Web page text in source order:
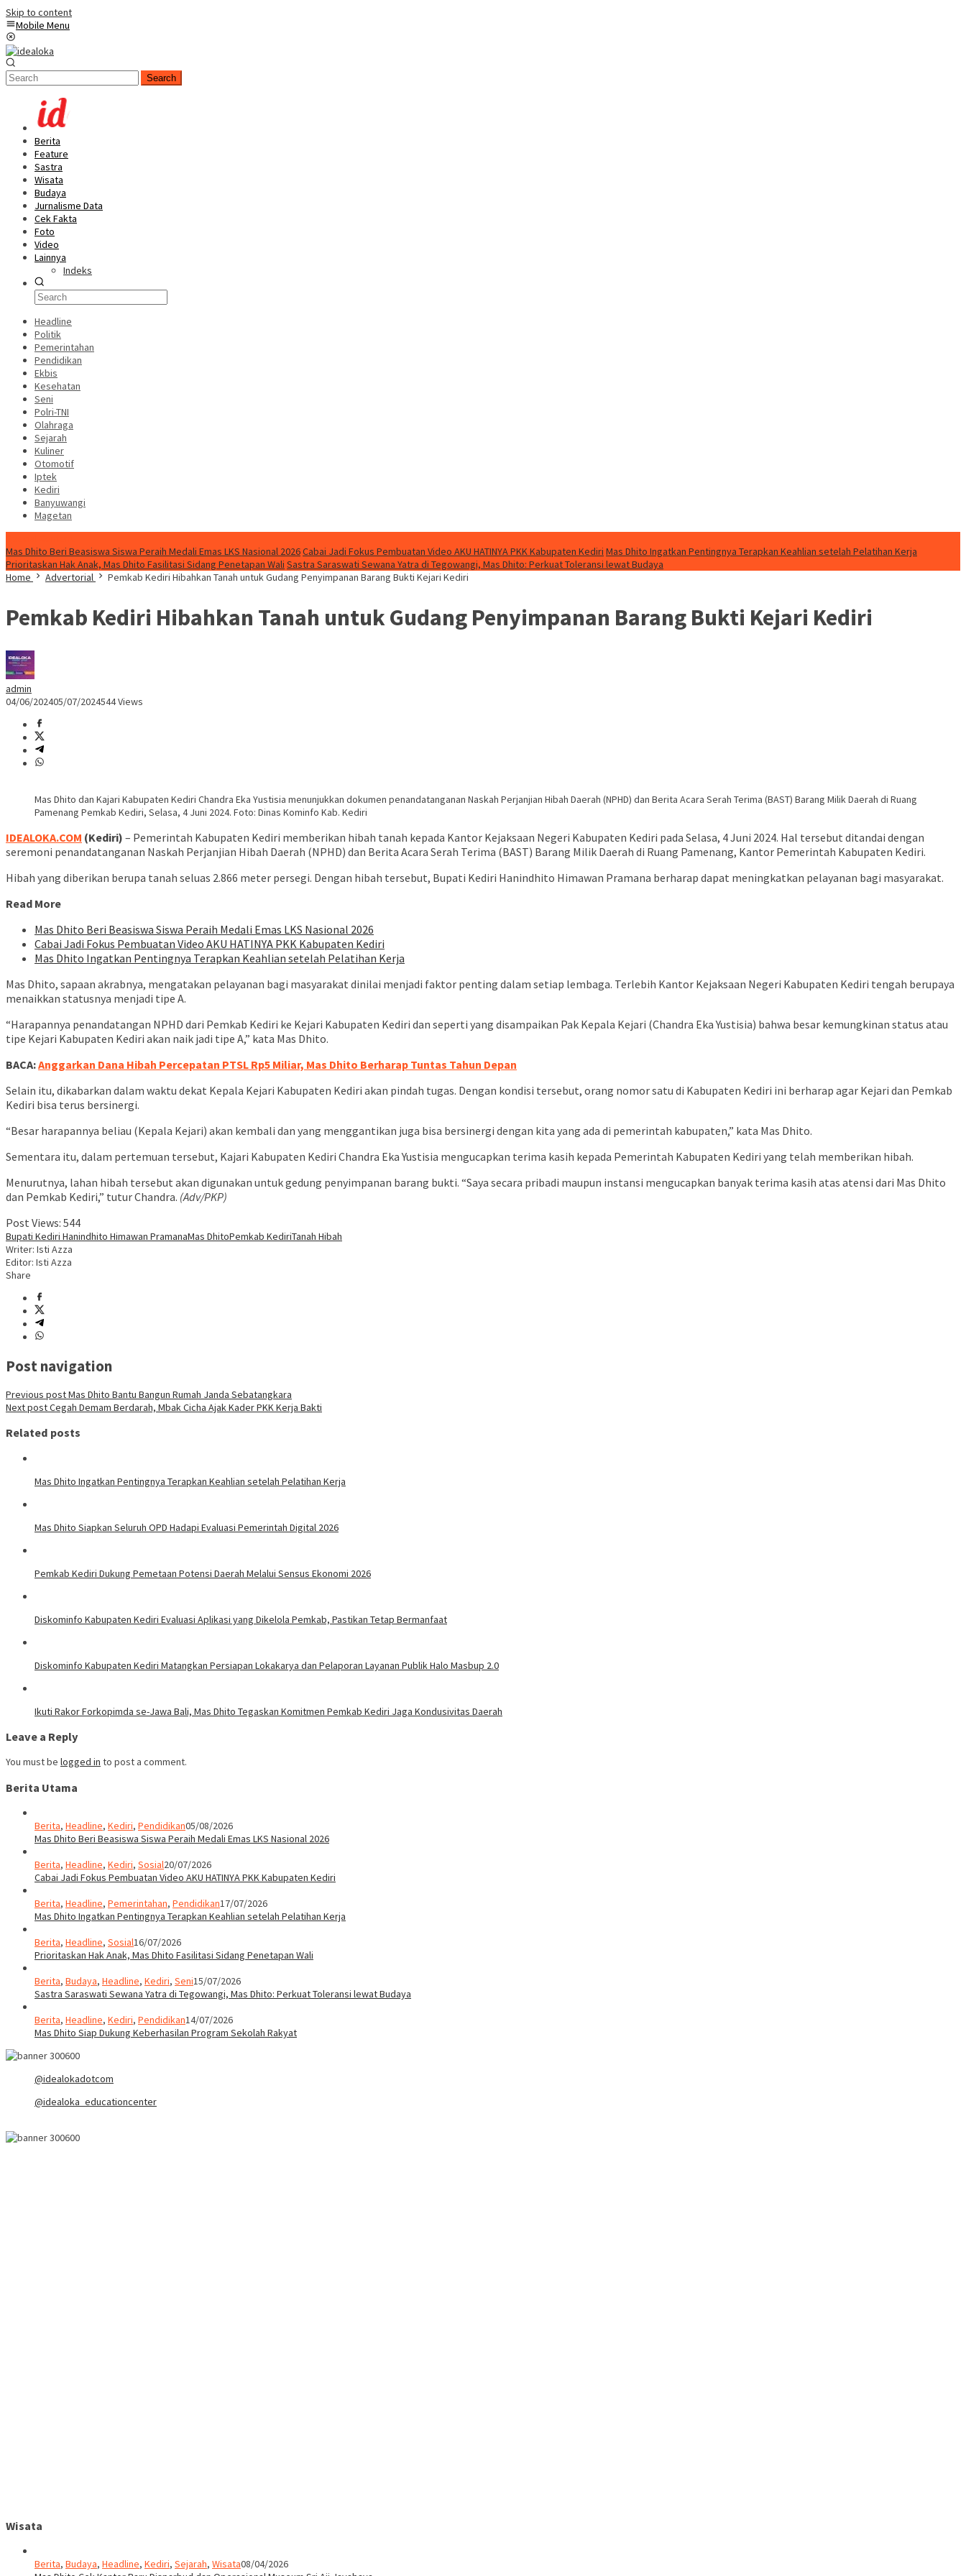
Skip to content
Mobile Menu
Search
Berita
Feature
Sastra
Wisata
Budaya
Jurnalisme Data
Cek Fakta
Foto
Video
Lainnya
Indeks
Headline
Politik
Pemerintahan
Pendidikan
Ekbis
Kesehatan
Seni
Polri-TNI
Olahraga
Sejarah
Kuliner
Otomotif
Iptek
Kediri
Banyuwangi
Magetan
Mas Dhito Beri Beasiswa Siswa Peraih Medali Emas LKS Nasional 2026Cabai Jadi Fokus Pembuatan Video AKU HATINYA PKK Kabupaten Kediri Mas Dhito Ingatkan Pentingnya Terapkan Keahlian setelah Pelatihan Kerja
Prioritaskan Hak Anak, Mas Dhito Fasilitasi Sidang Penetapan Wali Sastra Saraswati Sewana Yatra di Tegowangi, Mas Dhito: Perkuat Toleransi lewat Budaya
Home
Advertorial Pemkab Kediri Hibahkan Tanah untuk Gudang Penyimpanan Barang Bukti Kejari Kediri
Pemkab Kediri Hibahkan Tanah untuk Gudang Penyimpanan Barang Bukti Kejari Kediri
admin
04/06/202405/07/2024544 Views
Mas Dhito dan Kajari Kabupaten Kediri Chandra Eka Yustisia menunjukkan dokumen penandatanganan Naskah Perjanjian Hibah Daerah (NPHD) dan Berita Acara Serah Terima (BAST) Barang Milik Daerah di Ruang
Pamenang Pemkab Kediri, Selasa, 4 Juni 2024. Foto: Dinas Kominfo Kab. Kediri
IDEALOKA.COM (Kediri) – Pemerintah Kabupaten Kediri memberikan hibah tanah kepada Kantor Kejaksaan Negeri Kabupaten Kediri pada Selasa, 4 Juni 2024. Hal tersebut ditandai dengan
seremoni penandatanganan Naskah Perjanjian Hibah Daerah (NPHD) dan Berita Acara Serah Terima (BAST) Barang Milik Daerah di Ruang Pamenang, Kantor Pemerintah Kabupaten Kediri.
Hibah yang diberikan berupa tanah seluas 2.866 meter persegi. Dengan hibah tersebut, Bupati Kediri Hanindhito Himawan Pramana berharap dapat meningkatkan pelayanan bagi masyarakat.
Read More
Mas Dhito Beri Beasiswa Siswa Peraih Medali Emas LKS Nasional 2026
Cabai Jadi Fokus Pembuatan Video AKU HATINYA PKK Kabupaten Kediri
Mas Dhito Ingatkan Pentingnya Terapkan Keahlian setelah Pelatihan Kerja
Mas Dhito, sapaan akrabnya, mengatakan pelayanan bagi masyarakat dinilai menjadi faktor penting dalam setiap lembaga. Terlebih Kantor Kejaksaan Negeri Kabupaten Kediri tengah berupaya
menaikkan statusnya menjadi tipe A.
“Harapannya penandatangan NPHD dari Pemkab Kediri ke Kejari Kabupaten Kediri dan seperti yang disampaikan Pak Kepala Kejari (Chandra Eka Yustisia) bahwa besar kemungkinan status atau
tipe Kejari Kabupaten Kediri akan naik jadi tipe A,” kata Mas Dhito.
BACA:Anggarkan Dana Hibah Percepatan PTSL Rp5 Miliar, Mas Dhito Berharap Tuntas Tahun Depan
Selain itu, dikabarkan dalam waktu dekat Kepala Kejari Kabupaten Kediri akan pindah tugas. Dengan kondisi tersebut, orang nomor satu di Kabupaten Kediri ini berharap agar Kejari dan Pemkab
Kediri bisa terus bersinergi.
“Besar harapannya beliau (Kepala Kejari) akan kembali dan yang menggantikan juga bisa bersinergi dengan kita yang ada di pemerintah kabupaten,” kata Mas Dhito.
Sementara itu, dalam pertemuan tersebut, Kajari Kabupaten Kediri Chandra Eka Yustisia mengucapkan terima kasih kepada Pemerintah Kabupaten Kediri yang telah memberikan hibah.
Menurutnya, lahan hibah tersebut akan digunakan untuk gedung penyimpanan barang bukti. “Saya secara pribadi maupun instansi mengucapkan banyak terima kasih atas atensi dari Mas Dhito
dan Pemkab Kediri,” tutur Chandra. (Adv/PKP)
Post Views: 544
Bupati Kediri Hanindhito Himawan PramanaMas DhitoPemkab KediriTanah Hibah
Writer: Isti Azza
Editor: Isti Azza
Share
Post navigation
Previous postMas Dhito Bantu Bangun Rumah Janda Sebatangkara
Next postCegah Demam Berdarah, Mbak Cicha Ajak Kader PKK Kerja Bakti
Related posts
Mas Dhito Ingatkan Pentingnya Terapkan Keahlian setelah Pelatihan Kerja
Mas Dhito Siapkan Seluruh OPD Hadapi Evaluasi Pemerintah Digital 2026
Pemkab Kediri Dukung Pemetaan Potensi Daerah Melalui Sensus Ekonomi 2026
Diskominfo Kabupaten Kediri Evaluasi Aplikasi yang Dikelola Pemkab, Pastikan Tetap Bermanfaat
Diskominfo Kabupaten Kediri Matangkan Persiapan Lokakarya dan Pelaporan Layanan Publik Halo Masbup 2.0
Ikuti Rakor Forkopimda se-Jawa Bali, Mas Dhito Tegaskan Komitmen Pemkab Kediri Jaga Kondusivitas Daerah
Leave a Reply
You must be logged in to post a comment.
Berita Utama
Berita, Headline, Kediri, Pendidikan05/08/2026
Mas Dhito Beri Beasiswa Siswa Peraih Medali Emas LKS Nasional 2026
Berita, Headline, Kediri, Sosial20/07/2026
Cabai Jadi Fokus Pembuatan Video AKU HATINYA PKK Kabupaten Kediri
Berita, Headline, Pemerintahan, Pendidikan17/07/2026
Mas Dhito Ingatkan Pentingnya Terapkan Keahlian setelah Pelatihan Kerja
Berita, Headline, Sosial16/07/2026
Prioritaskan Hak Anak, Mas Dhito Fasilitasi Sidang Penetapan Wali
Berita, Budaya, Headline, Kediri, Seni15/07/2026
Sastra Saraswati Sewana Yatra di Tegowangi, Mas Dhito: Perkuat Toleransi lewat Budaya
Berita, Headline, Kediri, Pendidikan14/07/2026
Mas Dhito Siap Dukung Keberhasilan Program Sekolah Rakyat
@idealokadotcom
@idealoka_educationcenter
Wisata
Berita, Budaya, Headline, Kediri, Sejarah, Wisata08/04/2026